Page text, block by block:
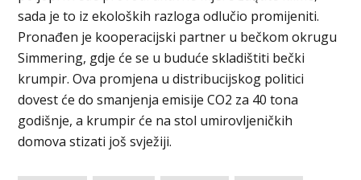
sada je to iz ekoloških razloga odlučio promijeniti.
Pronađen je kooperacijski partner u bečkom okrugu
Simmering, gdje će se u buduće skladištiti bečki
krumpir. Ova promjena u distribucijskog politici
dovest će do smanjenja emisije CO2 za 40 tona
godišnje, a krumpir će na stol umirovljeničkih
domova stizati još svježiji.